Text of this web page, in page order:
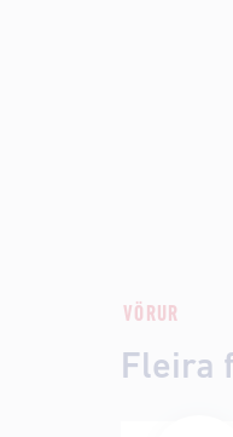
VÖRUR
Fleira